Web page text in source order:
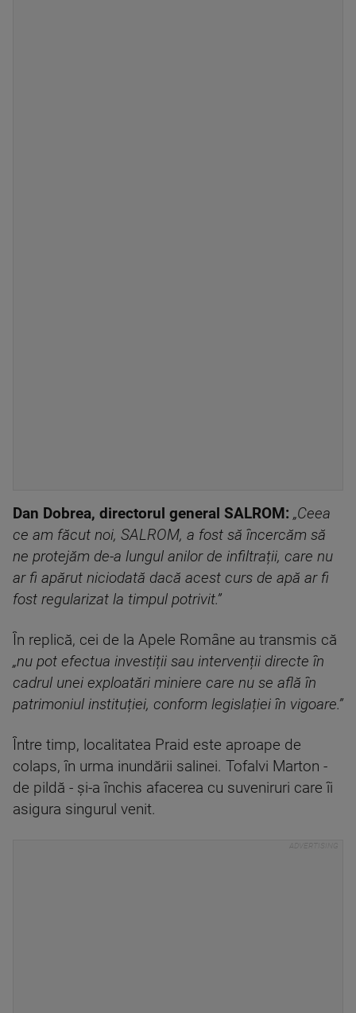
Dan Dobrea, directorul general SALROM: „Ceea
ce am făcut noi, SALROM, a fost să încercăm să
ne protejăm de-a lungul anilor de infiltrații, care nu
ar fi apărut niciodată dacă acest curs de apă ar fi
fost regularizat la timpul potrivit.”
În replică, cei de la Apele Române au transmis că
„nu pot efectua investiții sau intervenții directe în
cadrul unei exploatări miniere care nu se află în
patrimoniul instituției, conform legislației în vigoare.”
Între timp, localitatea Praid este aproape de
colaps, în urma inundării salinei. Tofalvi Marton -
de pildă - și-a închis afacerea cu suveniruri care îi
asigura singurul venit.